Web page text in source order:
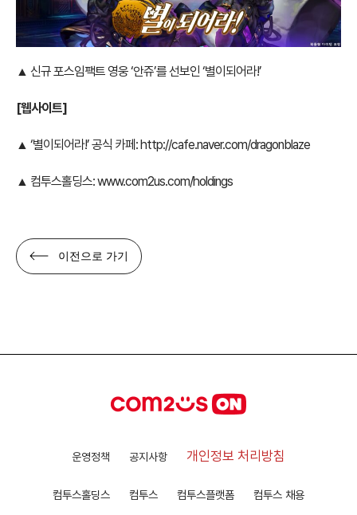
▲ 신규 포스임팩트 영웅 ‘안쥬’를 선보인 ‘별이되어라!’
[웹사이트]
▲ ‘별이되어라!’ 공식 카페: http://cafe.naver.com/dragonblaze
▲ 컴투스홀딩스:www.com2us.com/holdings
이전으로 가기
운영정책 공지사항 개인정보 처리방침
컴투스홀딩스 컴투스 컴투스플랫폼 컴투스 채용